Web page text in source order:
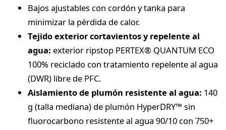
Bajos ajustables con cordón y tanka para
minimizar la pérdida de calor.
Tejido exterior cortavientos y repelente al
agua: exterior ripstop PERTEX® QUANTUM ECO
100% reciclado con tratamiento repelente al agua
(DWR) libre de PFC.
Aislamiento de plumón resistente al agua: 140
g (talla mediana) de plumón HyperDRY™ sin
fluorocarbono resistente al agua 90/10 con 750+